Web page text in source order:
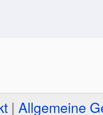
| Allgemeine